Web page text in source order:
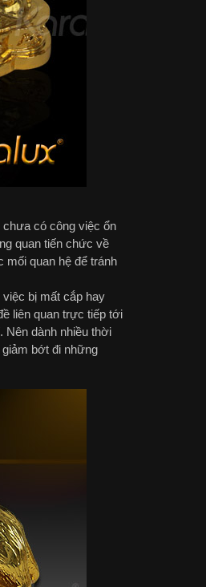
có công việc ổn
quan tiến chức về
mối quan hệ để tránh
bị mất cắp hay
liên quan trực tiếp tới
Nên dành nhiều thời
bớt đi những